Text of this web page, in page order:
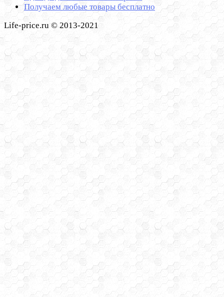
Получаем любые товары бесплатно
Life-price.ru © 2013-2021